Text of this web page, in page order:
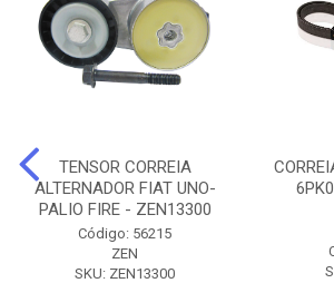
TENSOR CORREIA
ALTERNADOR FIAT UNO-
PALIO FIRE - ZEN13300
Código: 56215
ZEN
SKU: ZEN13300